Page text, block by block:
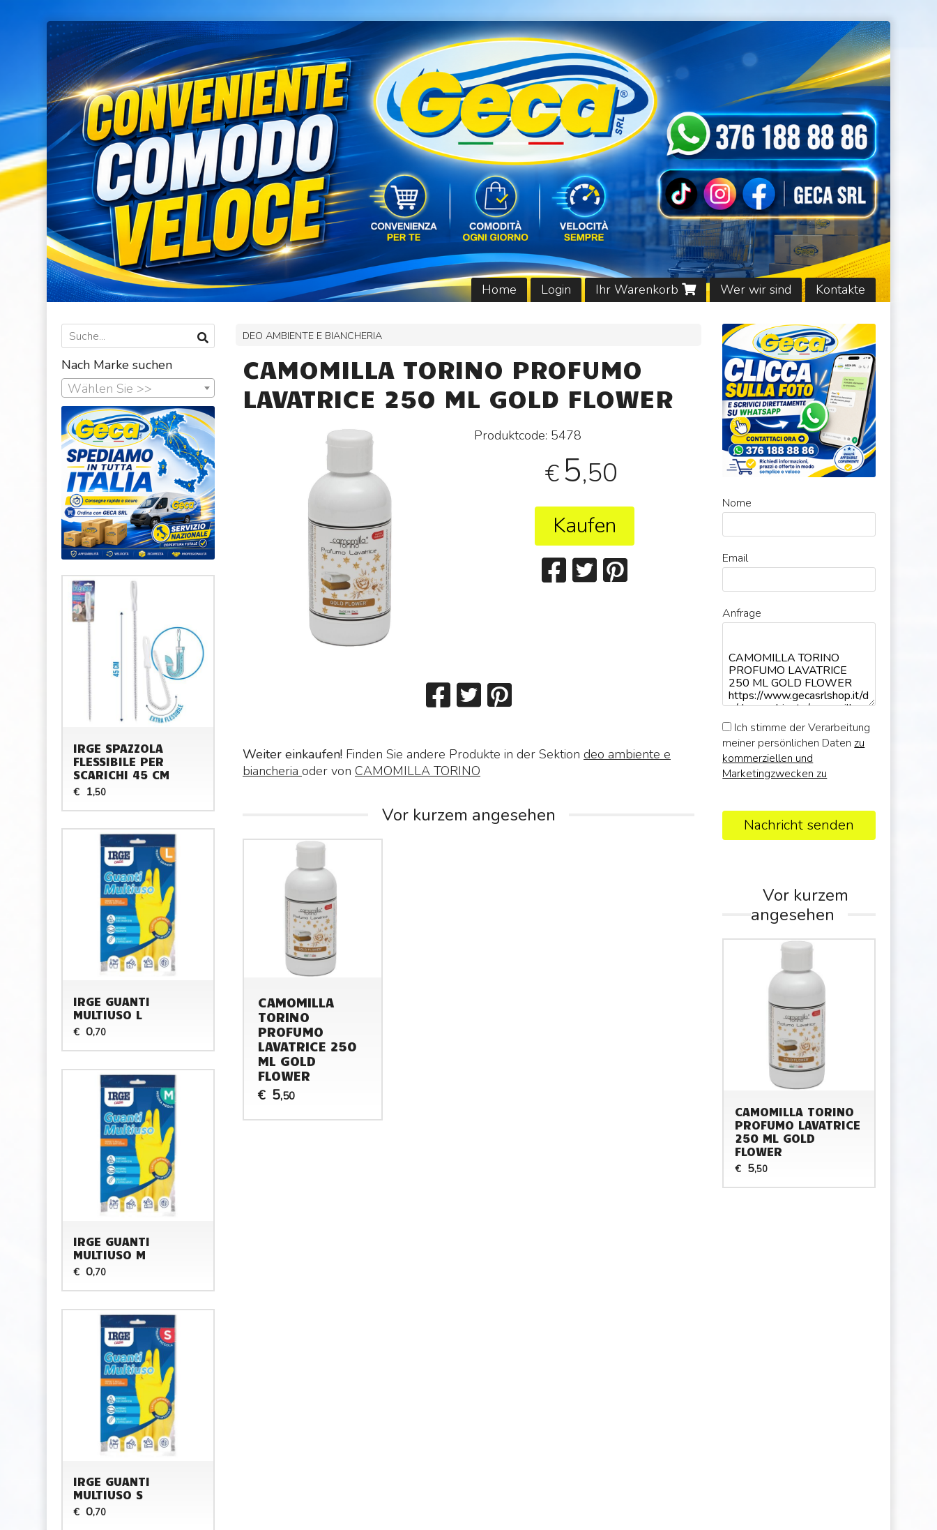
Home Login Ihr Warenkorb Wer wir sind Kontakte
DEO AMBIENTE E BIANCHERIA
CAMOMILLA TORINO PROFUMO
LAVATRICE 250 ML GOLD FLOWER
Produktcode: 5478
€5,50
Kaufen
Weiter einkaufen!Finden Sie andere Produkte in der Sektion deo ambiente e
biancheria oder von CAMOMILLA TORINO
Vor kurzem angesehen
CAMOMILLA
TORINO
PROFUMO
LAVATRICE 250
ML GOLD
FLOWER
€ 5,50
Nach Marke suchen
Wählen Sie >>
IRGE SPAZZOLA
FLESSIBILE PER
SCARICHI 45 CM
€ 1,50
IRGE GUANTI
MULTIUSO L
€ 0,70
IRGE GUANTI
MULTIUSO M
€ 0,70
IRGE GUANTI
MULTIUSO S
€ 0,70
Nome
Email
Anfrage
Ich stimme der Verarbeitung
meiner persönlichen Daten zu
kommerziellen und
Marketingzwecken zu
Nachricht senden
Vor kurzem
angesehen
CAMOMILLA TORINO
PROFUMO LAVATRICE
250 ML GOLD
FLOWER
€ 5,50